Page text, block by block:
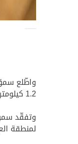
واطّلع
1.2 كيلومتر، وثلاث حدائق متخصصة تشمل "حديقة الانعكاس" و"حديقة التموج" و"حديقة المست والبخار".
وتفقّد
لمنطقة